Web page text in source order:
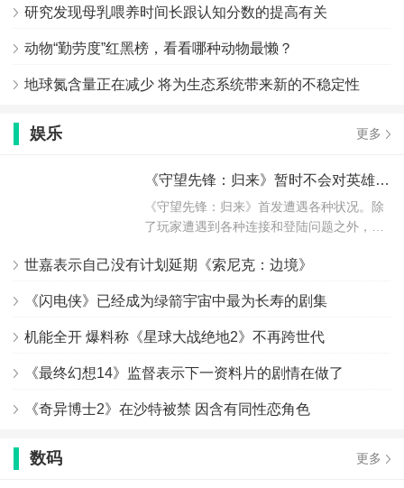
研究发现母乳喂养时间长跟认知分数的提高有关
动物“勤劳度”红黑榜，看看哪种动物最懒？
地球氮含量正在减少 将为生态系统带来新的不稳定性
娱乐 更多
《守望先锋：归来》暂时不会对英雄强度进行调整
《守望先锋：归来》首发遭遇各种状况。除
了玩家遭遇到各种连接和登陆问题之外，
世嘉表示自己没有计划延期《索尼克：边境》
《闪电侠》已经成为绿箭宇宙中最为长寿的剧集
机能全开 爆料称《星球大战绝地2》不再跨世代
《最终幻想14》监督表示下一资料片的剧情在做了
《奇异博士2》在沙特被禁 因含有同性恋角色
数码 更多